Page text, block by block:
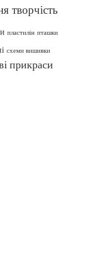
творчість
пластилін пташки
схеми вишивки
прикраси